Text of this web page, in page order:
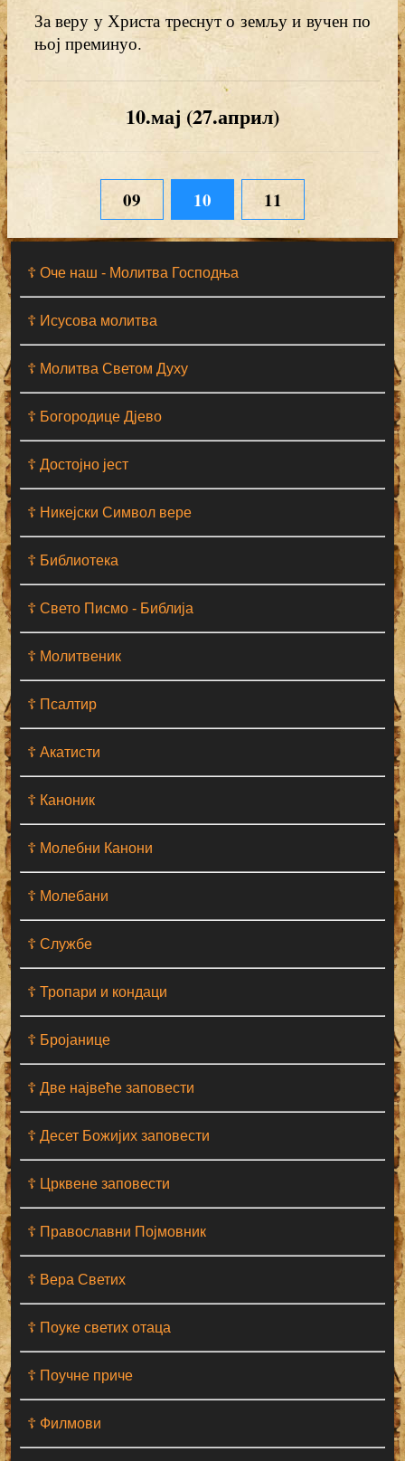
☦ Оче наш - Moлитва Господња
☦ Исусова молитва
☦ Молитва Светом Духу
☦ Богородице Дјево
☦ Достојно јест
☦ Никејски Символ вере
☦ Библиотека
☦ Свето Писмо - Библија
☦ Молитвеник
☦ Псалтир
☦ Акатисти
☦ Каноник
☦ Молебни Канони
☦ Молебани
☦ Службе
☦ Тропари и кондаци
☦ Бројанице
☦ Две највеће заповести
☦ Десет Божијих заповести
☦ Црквене заповести
☦ Православни Појмовник
☦ Вера Светих
☦ Поуке светих отаца
☦ Поучне приче
☦ Филмови
За веру у Христа треснут о земљу и вучен по
њој преминуо.
10.мај (27.април)
09 10 11